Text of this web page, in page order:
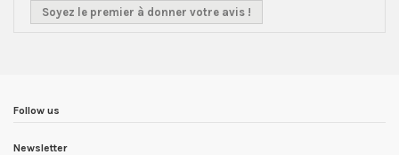
Soyez le premier à donner votre avis !
Follow us
Newsletter